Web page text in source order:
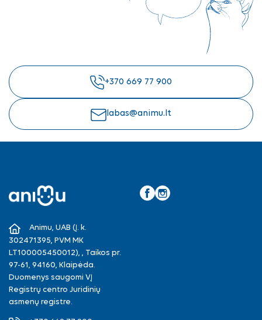
+370 669 77 900
labas@animu.lt
Animu, UAB (Į. k.
302471395, PVM MK
LT100005450012), , Taikos pr.
97-61, 94160, Klaipėda.
Duomenys saugomi VĮ
Registrų centro Juridinių
asmenų registre.